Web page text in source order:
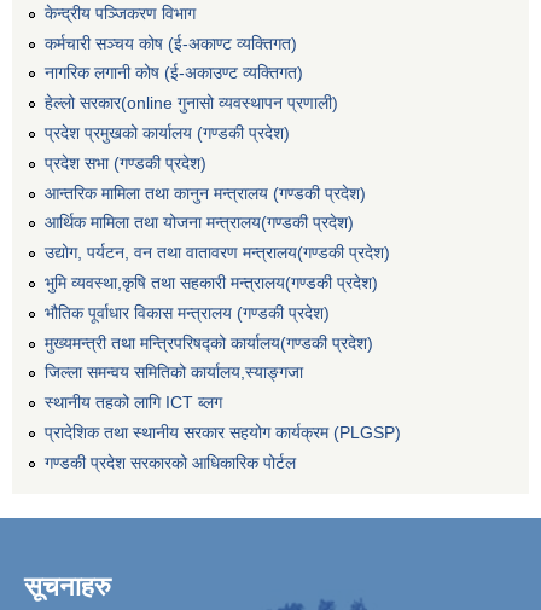
केन्द्रीय पञ्जिकरण विभाग
कर्मचारी सञ्‍चय कोष (ई‍-अकाण्ट व्यक्तिगत)
नागरिक लगानी कोष (ई-अकाउण्ट व्यक्तिगत)
हेल्लो सरकार(online गुनासो व्यवस्थापन प्रणाली)
प्रदेश प्रमुखको कार्यालय (गण्डकी प्रदेश)
प्रदेश सभा (गण्डकी प्रदेश)
आन्तरिक मामिला तथा कानुन मन्त्रालय (गण्डकी प्रदेश)
आर्थिक मामिला तथा योजना मन्त्रालय(गण्डकी प्रदेश)
उद्योग, पर्यटन, वन तथा वातावरण मन्त्रालय(गण्डकी प्रदेश)
भुमि व्यवस्था,कृषि तथा सहकारी मन्त्रालय(गण्डकी प्रदेश)
भौतिक पूर्वाधार विकास मन्त्रालय (गण्डकी प्रदेश)
मुख्यमन्त्री तथा मन्त्रिपरिषद्को कार्यालय(गण्डकी प्रदेश)
जिल्ला समन्वय समितिको कार्यालय,स्याङ्गजा
स्थानीय तहको लागि ICT ब्लग
प्रादेशिक तथा स्थानीय सरकार सहयोग कार्यक्रम (PLGSP)
गण्डकी प्रदेश सरकारको आधिकारिक पोर्टल
सूचनाहरु